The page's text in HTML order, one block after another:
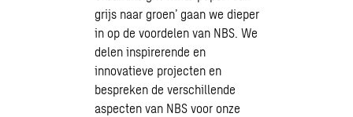
grijs naar groen’ gaan we dieper
in op de voordelen van NBS. We
delen inspirerende en
innovatieve projecten en
bespreken de verschillende
aspecten van NBS voor onze